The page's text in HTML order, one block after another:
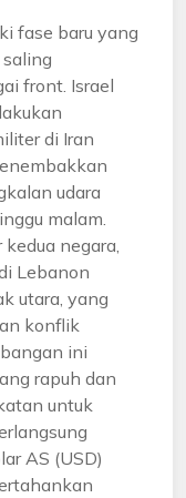
fase baru yang
front. Israel
di Iran
udara
malam.
negara,
Lebanon
utara, yang
konflik
ini
rapuh dan
untuk
AS (USD)